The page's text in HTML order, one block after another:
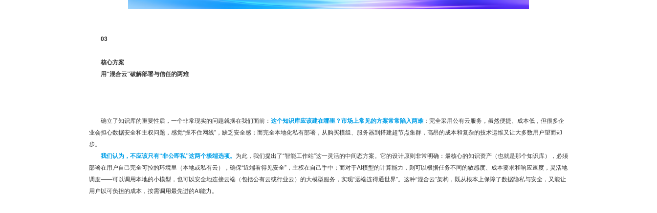
03
核心方案
用“混合云”破解部署与信任的两难
确立了知识库的重要性后，一个非常现实的问题就摆在我们面前： 这个知识库应该建在哪里？市场上常见的方案常常陷入两难 ：完全采用公有云服务，虽然便捷、成本低，但很多企
业会担心数据安全和主权问题，感觉“握不住网线”，缺乏安全感；而完全本地化私有部署，从购买模组、服务器到搭建超节点集群，高昂的成本和复杂的技术运维又让大多数用户望而却
步。
我们认为，不应该只有“非公即私”这两个极端选项。 为此，我们提出了“智能工作站”这一灵活的中间态方案。它的设计原则非常明确：最核心的知识资产（也就是那个知识库），必须
部署在用户自己完全可控的环境里（本地或私有云），确保“近端看得见安全”，主权在自己手中；而对于AI模型的计算能力，则可以根据任务不同的敏感度、成本要求和响应速度，灵活地
调度——可以调用本地的小模型，也可以安全地连接云端（包括公有云或行业云）的大模型服务，实现“远端连得通世界”。这种“混合云”架构，既从根本上保障了数据隐私与安全，又能让
用户以可负担的成本，按需调用最先进的AI能力。